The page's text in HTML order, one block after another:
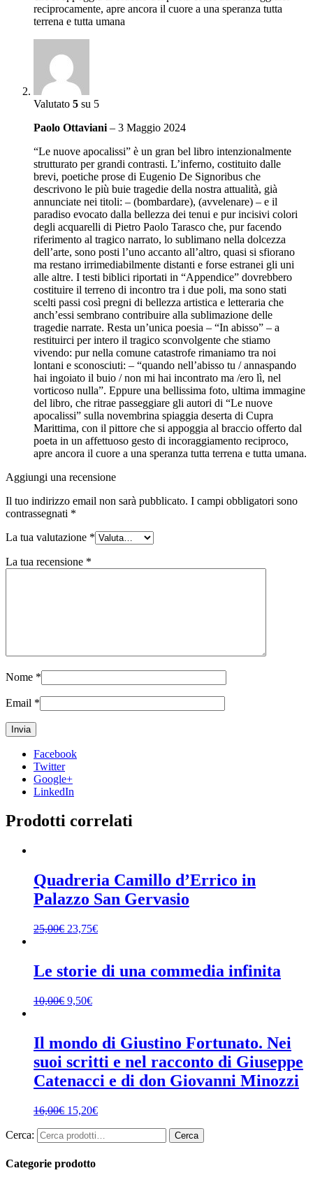
reciprocamente, apre ancora il cuore a una speranza tutta
terrena e tutta umana
Valutato 5 su 5
Paolo Ottaviani – 3 Maggio 2024
“Le nuove apocalissi” è un gran bel libro intenzionalmente
strutturato per grandi contrasti. L’inferno, costituito dalle
brevi, poetiche prose di Eugenio De Signoribus che
descrivono le più buie tragedie della nostra attualità, già
annunciate nei titoli: – (bombardare), (avvelenare) – e il
paradiso evocato dalla bellezza dei tenui e pur incisivi colori
degli acquarelli di Pietro Paolo Tarasco che, pur facendo
riferimento al tragico narrato, lo sublimano nella dolcezza
dell’arte, sono posti l’uno accanto all’altro, quasi si sfiorano
ma restano irrimediabilmente distanti e forse estranei gli uni
alle altre. I testi biblici riportati in “Appendice” dovrebbero
costituire il terreno di incontro tra i due poli, ma sono stati
scelti passi così pregni di bellezza artistica e letteraria che
anch’essi sembrano contribuire alla sublimazione delle
tragedie narrate. Resta un’unica poesia – “In abisso” – a
restituirci per intero il tragico sconvolgente che stiamo
vivendo: pur nella comune catastrofe rimaniamo tra noi
lontani e sconosciuti: – “quando nell’abisso tu / annaspando
hai ingoiato il buio / non mi hai incontrato ma /ero lì, nel
vorticoso nulla”. Eppure una bellissima foto, ultima immagine
del libro, che ritrae passeggiare gli autori di “Le nuove
apocalissi” sulla novembrina spiaggia deserta di Cupra
Marittima, con il pittore che si appoggia al braccio offerto dal
poeta in un affettuoso gesto di incoraggiamento reciproco,
apre ancora il cuore a una speranza tutta terrena e tutta umana.
Aggiungi una recensione
Il tuo indirizzo email non sarà pubblicato. I campi obbligatori sono
contrassegnati *
La tua valutazione *
La tua recensione *
Nome *
Email *
Facebook
Twitter
Google+
LinkedIn
Prodotti correlati
Quadreria Camillo d’Errico in
Palazzo San Gervasio
25,00€ 23,75€
Le storie di una commedia infinita
10,00€ 9,50€
Il mondo di Giustino Fortunato. Nei
suoi scritti e nel racconto di Giuseppe
Catenacci e di don Giovanni Minozzi
16,00€ 15,20€
Cerca: Cerca
Categorie prodotto